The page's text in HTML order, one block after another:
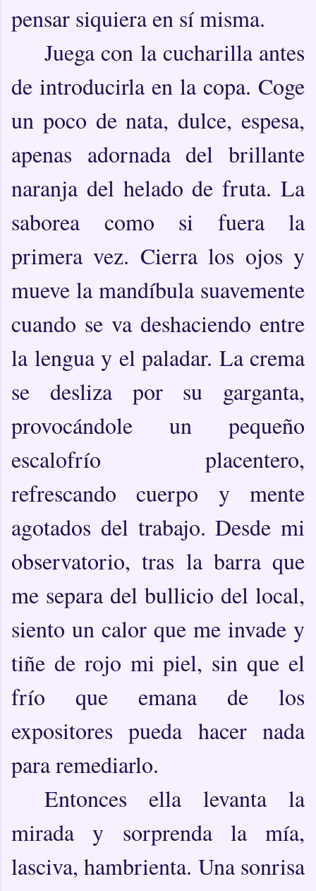
pensar siquiera en sí misma.
Juega con la cucharilla antes
de introducirla en la copa. Coge
un poco de nata, dulce, espesa,
apenas adornada del brillante
naranja del helado de fruta. La
saborea como si fuera la
primera vez. Cierra los ojos y
mueve la mandíbula suavemente
cuando se va deshaciendo entre
la lengua y el paladar. La crema
se desliza por su garganta,
provocándole un pequeño
escalofrío placentero,
refrescando cuerpo y mente
agotados del trabajo. Desde mi
observatorio, tras la barra que
me separa del bullicio del local,
siento un calor que me invade y
tiñe de rojo mi piel, sin que el
frío que emana de los
expositores pueda hacer nada
para remediarlo.
Entonces ella levanta la
mirada y sorprenda la mía,
lasciva, hambrienta. Una sonrisa